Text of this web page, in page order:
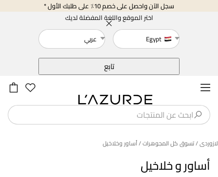
سجل الآن واحصل على خصم 10٪ على طلبك الأول *
اختر الموقع واللغة المفضلة لديك
Egypt
عربي
تابع
أساور و خلاخيل
لازوردى/ تسوق كل المجوهرات/ أساور وخلاخيل